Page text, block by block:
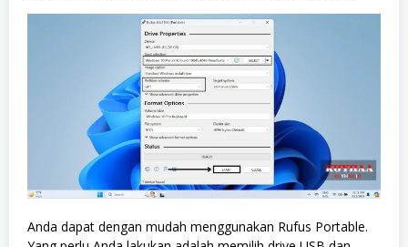
Anda dapat dengan mudah menggunakan Rufus Portable.